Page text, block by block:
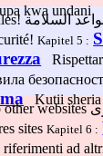
kwa undani
Kapitel 5 :
Kutii sheria
websites
sitesKapitel 6 :
ad